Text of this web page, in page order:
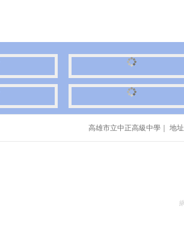
高雄市立中正高級中學｜ 地